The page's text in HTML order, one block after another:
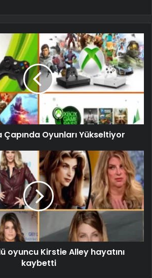
Çapında Oyunları Yükseltiyor
oyuncu Kirstie Alley hayatını
kaybetti